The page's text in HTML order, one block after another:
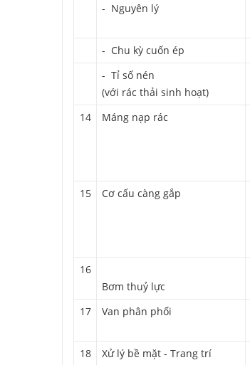
- Nguyên lý
- Chu kỳ cuốn ép
- Tỉ số nén
(với rác thải sinh hoạt)
14 Máng nạp rác
15
Cơ cấu càng gắp
16
Bơm thuỷ lực
17
Van phân phối
18
Xử lý bề mặt - Trang trí